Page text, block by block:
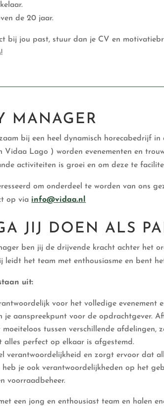
de 20 jaar.
bij jou past, stuur dan je CV en
MANAGER
bij een heel dynamisch horecabedrijf
Vidaa Lago ) worden evenementen en
activiteiten is groei en om deze te
om onderdeel te worden van ons
op via info@vidaa.nl
JIJ DOEN ALS
ben jij de drijvende kracht achter het
leidt het team met enthousiasme en bent
uit:
voor het volledige evenement
je aanspreekpunt voor de opdrachtgever.
moeiteloos tussen verschillende
alles perfect op elkaar is afgestemd.
verantwoordelijkheid en zorgt ervoor dat
heb je ook verantwoordelijkheden op het
voorraadbeheer.
een jong en enthousiast team en halen